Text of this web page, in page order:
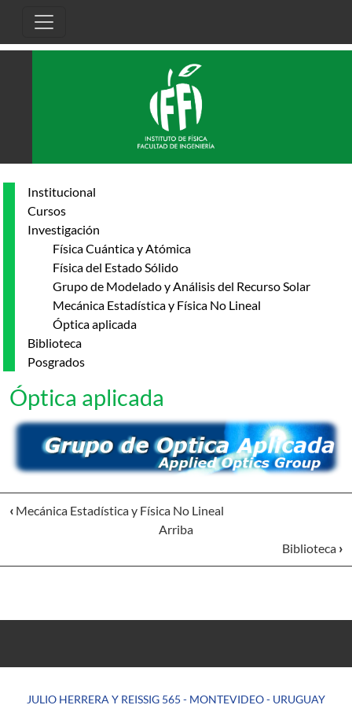
Institucional
Cursos
Investigación
Física Cuántica y Atómica
Física del Estado Sólido
Grupo de Modelado y Análisis del Recurso Solar
Mecánica Estadística y Física No Lineal
Óptica aplicada
Biblioteca
Posgrados
Óptica aplicada
‹ Mecánica Estadística y Física No Lineal
Arriba
Biblioteca ›
JULIO HERRERA Y REISSIG 565 - MONTEVIDEO - URUGUAY